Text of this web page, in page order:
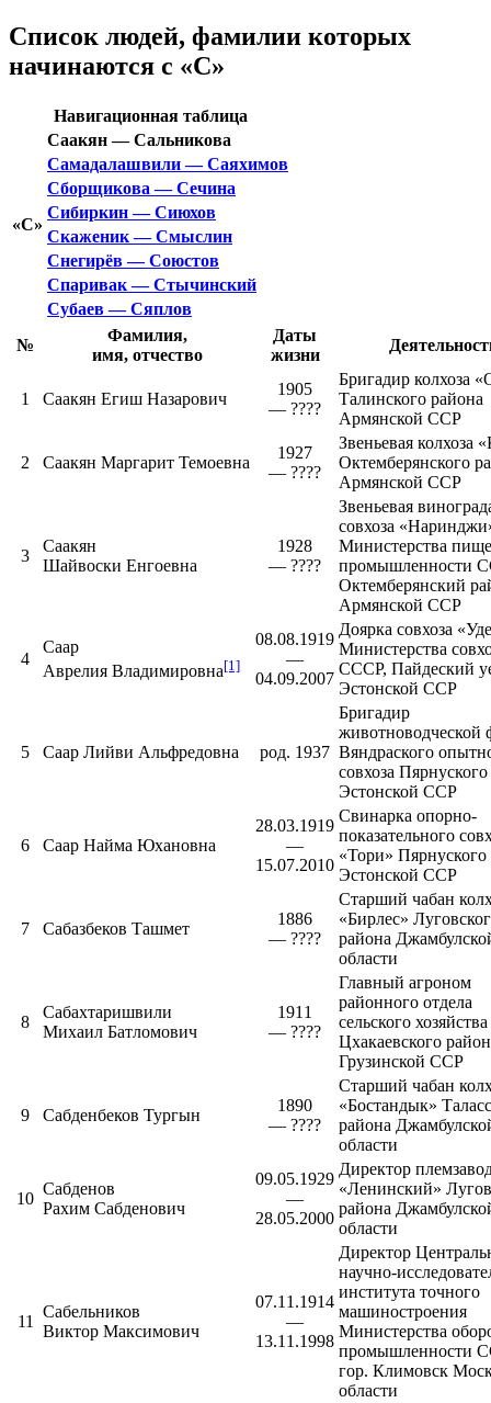
Список людей, фамилии которых
начинаются с «С»
Навигационная таблица
«С»
Саакян — Сальникова
Самадалашвили — Саяхимов
Сборщикова — Сечина
Сибиркин — Сиюхов
Скаженик — Смыслин
Снегирёв — Союстов
Спаривак — Стычинский
Субаев — Сяплов
№
Фамилия,
имя, отчество
Даты
жизни
1 Саакян Егиш Назарович
1905
— ????
Бригадир колхоза
Талинского района
Армянской ССР
2 Саакян Маргарит Темоевна
1927
— ????
Звеньевая колхоза
Октемберянского
Армянской ССР
3
Саакян
Шайвоски Енгоевна
1928
— ????
Звеньевая
совхоза
Министерства
промышленности
Октемберянский
Армянской ССР
4
Саар
Аврелия Владимировна[1]
08.08.1919
—
04.09.2007
Доярка совхоза
Министерства
СССР, Пайдеский
Эстонской ССР
5 Саар Лийви Альфредовна род. 1937
Бригадир
животноводческой
Вяндраского
совхоза
Эстонской ССР
6 Саар Найма Юхановна
28.03.1919
—
15.07.2010
Свинарка опорно-
показательного
«Тори» Пярнуского
Эстонской ССР
7 Сабазбеков Ташмет
1886
— ????
Старший чабан
«Бирлес»
района
области
8
Сабахтаришвили
Михаил Батломович
1911
— ????
Главный агроном
районного отдела
сельского хозяйства
Цхакаевского
Грузинской ССР
9 Сабденбеков Тургын
1890
— ????
Старший чабан
«Бостандык»
района
области
10
Сабденов
Рахим Сабденович
09.05.1929
—
28.05.2000
Директор
«Ленинский»
района
области
11
Сабельников
Виктор Максимович
07.11.1914
—
13.11.1998
Директор
научно-
института точного
машиностроения
Министерства
промышленности
гор. Климовск
области